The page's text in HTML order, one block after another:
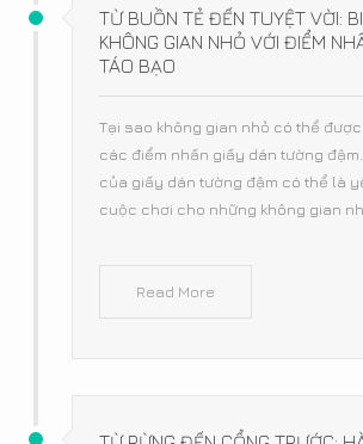
TỪ BUỒN TẺ ĐẾN TUYỆT VỜI:
KHÔNG GIAN NHỎ VỚI ĐIỂM
TÁO BẠO
Tại sao không gian nhỏ có thể
các điểm nhấn giấy dán tường
của giấy dán tường đậm có thể là
cuộc chơi cho những không gian
Read More